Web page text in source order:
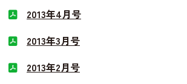
2013年4月号
2013年3月号
2013年2月号